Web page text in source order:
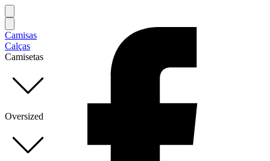
Camisas
Calças
Camisetas
Oversized